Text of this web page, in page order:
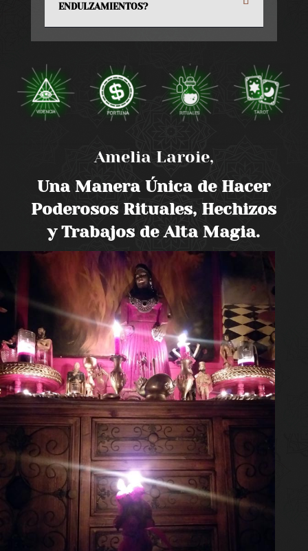
ENDULZAMIENTOS?
Amelia Laroie,
Una Manera Única de Hacer
Poderosos Rituales, Hechizos
y Trabajos de Alta Magia.